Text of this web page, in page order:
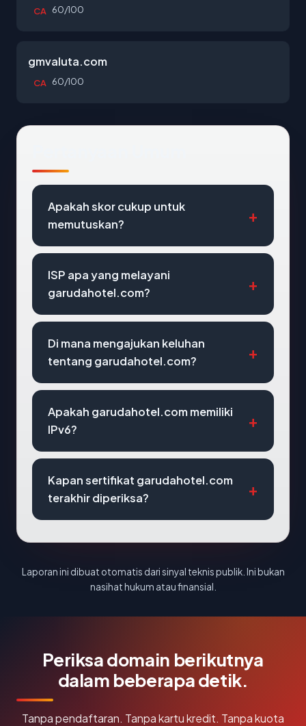
CA 60/100
gmvaluta.com
CA 60/100
Apakah skor cukup untuk
memutuskan?
ISP apa yang melayani
garudahotel.com?
Di mana mengajukan keluhan
tentang garudahotel.com?
Apakah garudahotel.com memiliki
IPv6?
Kapan sertifikat garudahotel.com
terakhir diperiksa?
Laporan ini dibuat otomatis dari sinyal teknis publik. Ini bukan
nasihat hukum atau finansial.
Periksa domain berikutnya
dalam beberapa detik.
Tanpa pendaftaran. Tanpa kartu kredit. Tanpa kuota